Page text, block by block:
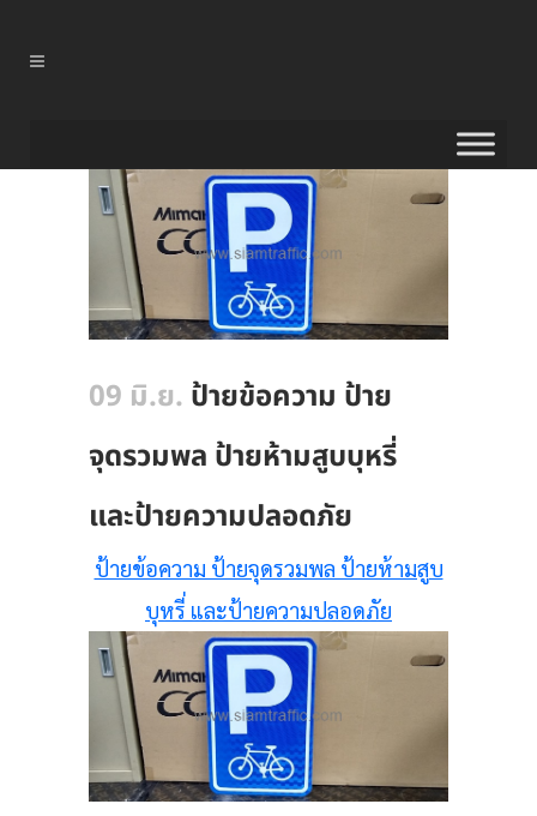
09 มิ.ย. ป้ายข้อความ ป้าย
จุดรวมพล ป้ายห้ามสูบบุหรี่
และป้ายความปลอดภัย
ป้ายข้อความ ป้ายจุดรวมพล ป้ายห้ามสูบ
บุหรี่ และป้ายความปลอดภัย